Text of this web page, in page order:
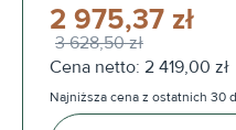
2 975,37 zł
3 628,50 zł
Cena netto: 2 419,00 zł
Najniższa cena z ostatnich 30